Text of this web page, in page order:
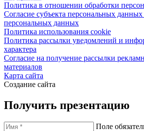
Политика в отношении обработки
Согласие субъекта персональных
персональных данных
Политика использования cookie
Политика рассылки уведомлений и
характера
Согласие на получение рассылки
материалов
Карта сайта
Создание сайта
Получить презентацию
Поле